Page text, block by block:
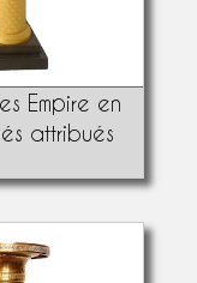
Empire en
attribués